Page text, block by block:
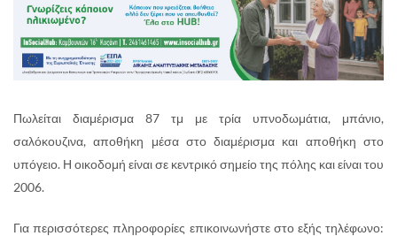
Πωλείται διαμέρισμα 87 τμ με τρία υπνοδωμάτια, μπάνιο,
σαλόκουζινα, αποθήκη μέσα στο διαμέρισμα και αποθήκη στο
υπόγειο. Η οικοδομή είναι σε κεντρικό σημείο της πόλης και είναι του
2006.
Για περισσότερες πληροφορίες επικοινωνήστε στο εξής τηλέφωνο: